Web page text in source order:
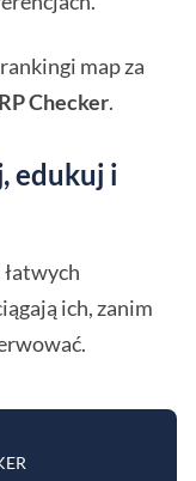
map za
Checker.
edukuj i
ich, zanim